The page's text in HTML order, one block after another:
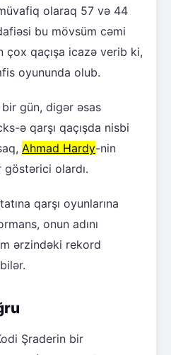
olaraq 57 və 44
bu mövsüm cəmi
qaçışa icazə verib ki,
oyununda olub.
gün, digər əsas
ə qarşı qaçışda nisbi
Ahmad Hardy-nin
olardı.
qarşı oyunlarına
onun adını
ərzindəki rekord
Şraderin bir